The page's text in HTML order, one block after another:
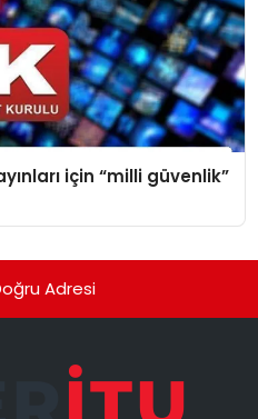
için “milli güvenlik”
Adresi